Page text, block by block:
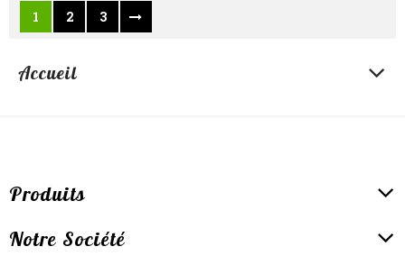
1
2 3
Accueil
Produits
Notre Société